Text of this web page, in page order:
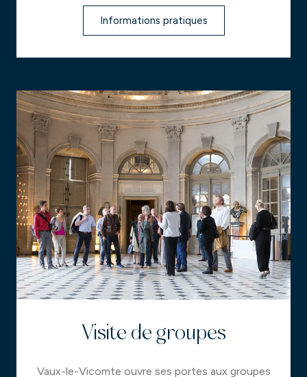
Informations pratiques
Visite de groupes
Vaux-le-Vicomte ouvre ses portes aux groupes